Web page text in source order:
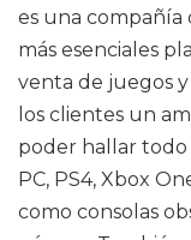
es una compañía
más esenciales
venta de juegos y
los clientes un
poder hallar todo
PC, PS4, Xbox
como consolas